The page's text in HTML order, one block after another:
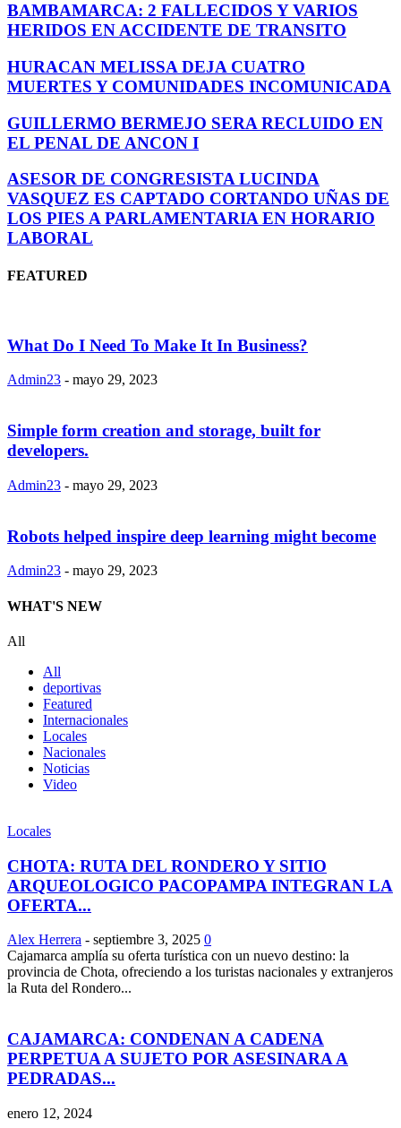
BAMBAMARCA: 2 FALLECIDOS Y VARIOS
HERIDOS EN ACCIDENTE DE TRANSITO
HURACAN MELISSA DEJA CUATRO
MUERTES Y COMUNIDADES INCOMUNICADA
GUILLERMO BERMEJO SERA RECLUIDO EN
EL PENAL DE ANCON I
ASESOR DE CONGRESISTA LUCINDA
VASQUEZ ES CAPTADO CORTANDO UÑAS DE
LOS PIES A PARLAMENTARIA EN HORARIO
LABORAL
FEATURED
What Do I Need To Make It In Business?
Admin23 - mayo 29, 2023
Simple form creation and storage, built for
developers.
Admin23 - mayo 29, 2023
Robots helped inspire deep learning might become
Admin23 - mayo 29, 2023
WHAT'S NEW
All
All
deportivas
Featured
Internacionales
Locales
Nacionales
Noticias
Video
Locales
CHOTA: RUTA DEL RONDERO Y SITIO
ARQUEOLOGICO PACOPAMPA INTEGRAN LA
OFERTA...
Alex Herrera - septiembre 3, 2025 0
Cajamarca amplía su oferta turística con un nuevo destino: la
provincia de Chota, ofreciendo a los turistas nacionales y extranjeros
la Ruta del Rondero...
CAJAMARCA: CONDENAN A CADENA
PERPETUA A SUJETO POR ASESINARA A
PEDRADAS...
enero 12, 2024